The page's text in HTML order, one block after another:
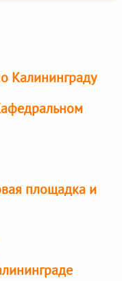
Калининграду
площадка и